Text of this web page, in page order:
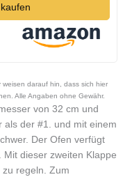
darauf hin, dass sich hier
Alle Angaben ohne Gewähr.
von 32 cm und
als der #1. und mit einem
Der Ofen verfügt
dieser zweiten Klappe
zu regeln. Zum